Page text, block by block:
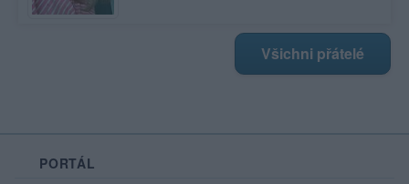
Všichni přátelé
PORTÁL